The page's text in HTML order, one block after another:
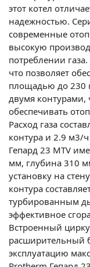
этот котел
надежностью.
современные
высокую
потреблении
что позволяет
площадью до 230
двумя контурами,
обеспечивать
Расход газа
контура и 2.9 м3/
Гепард 23 MTV
мм, глубина 310
установку на
контура
турбированным
эффективное
Встроенный
расширительный
эксплуатацию